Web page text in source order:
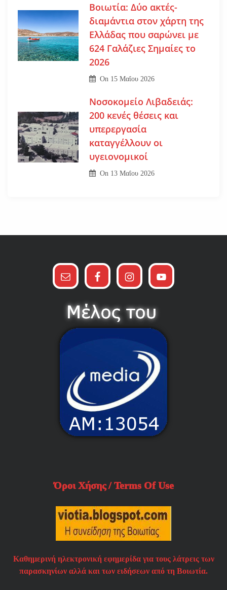
Βοιωτία: Δύο ακτές-
διαμάντια στον χάρτη της
Ελλάδας που σαρώνει με
624 Γαλάζιες Σημαίες το
2026
On 15 Μαΐου 2026
Νοσοκομείο Λιβαδειάς:
200 κενές θέσεις και
υπερεργασία
καταγγέλλουν οι
υγειονομικοί
On 13 Μαΐου 2026
Όροι Χήσης / Terms Of Use
Καθημερινή ηλεκτρονική εφημερίδα για τους λάτρεις των
παρασκηνίων αλλά και των ειδήσεων από τη Βοιωτία.